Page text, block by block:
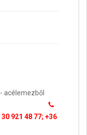
acélemezből
921 48 77; +36